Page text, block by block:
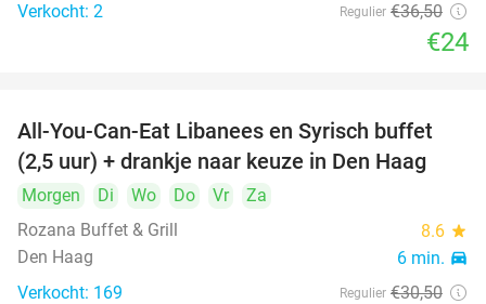
food
food
Verkocht: 2 Regulier €36,50
€24
31%
All-You-Can-Eat Libanees en Syrisch buffet
(2,5 uur) + drankje naar keuze in Den Haag
Morgen Di Wo Do Vr
Za
Rozana Buffet & Grill
8.6 star
Den Haag 6 min. directions_car
Verkocht: 169 Regulier €30,50